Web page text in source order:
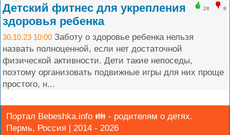
28 8
Детский фитнес для укрепления
здоровья ребенка
30.10.23 10:00 Заботу о здоровье ребенка нельзя
назвать полноценной, если нет достаточной
физической активности. Дети такие непоседы,
поэтому организовать подвижные игры для них проще
простого, н...
Портал Bebeshka.info 👪 - родителям о детях.
Пермь, Россия | 2014 - 2026